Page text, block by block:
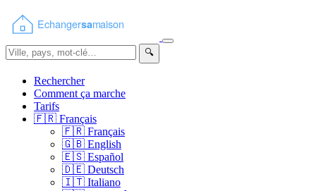
🔍
Rechercher
Comment ça marche
Tarifs
🇫🇷 Français
🇫🇷 Français
🇬🇧 English
🇪🇸 Español
🇩🇪 Deutsch
🇮🇹 Italiano